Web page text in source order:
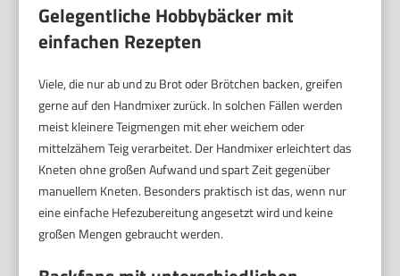
Gelegentliche Hobbybäcker mit
einfachen Rezepten
Viele, die nur ab und zu Brot oder Brötchen backen, greifen
gerne auf den Handmixer zurück. In solchen Fällen werden
meist kleinere Teigmengen mit eher weichem oder
mittelzähem Teig verarbeitet. Der Handmixer erleichtert das
Kneten ohne großen Aufwand und spart Zeit gegenüber
manuellem Kneten. Besonders praktisch ist das, wenn nur
eine einfache Hefezubereitung angesetzt wird und keine
großen Mengen gebraucht werden.